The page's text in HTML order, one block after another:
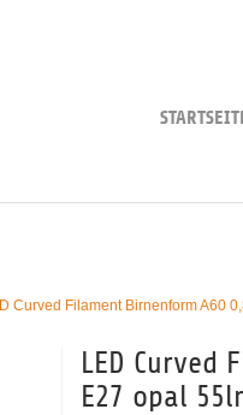
Curved Filament Birnenform A60
LED Curved
E27 opal